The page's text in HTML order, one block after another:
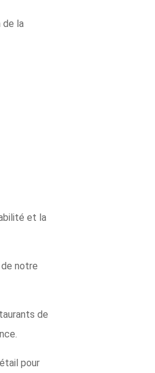
de la
et la
notre
de
pour